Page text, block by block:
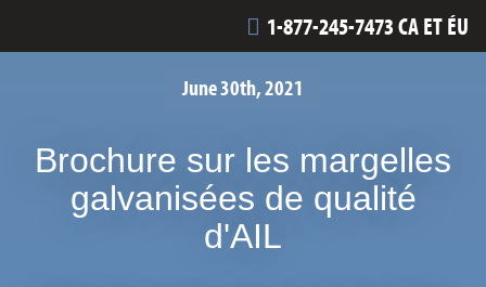
1-877-245-7473 CA ET ÉU
June 30th, 2021
Brochure sur les margelles
galvanisées de qualité
d'AIL